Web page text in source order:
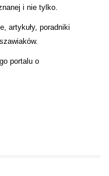
i nie tylko.
artykuły, poradniki
portalu o